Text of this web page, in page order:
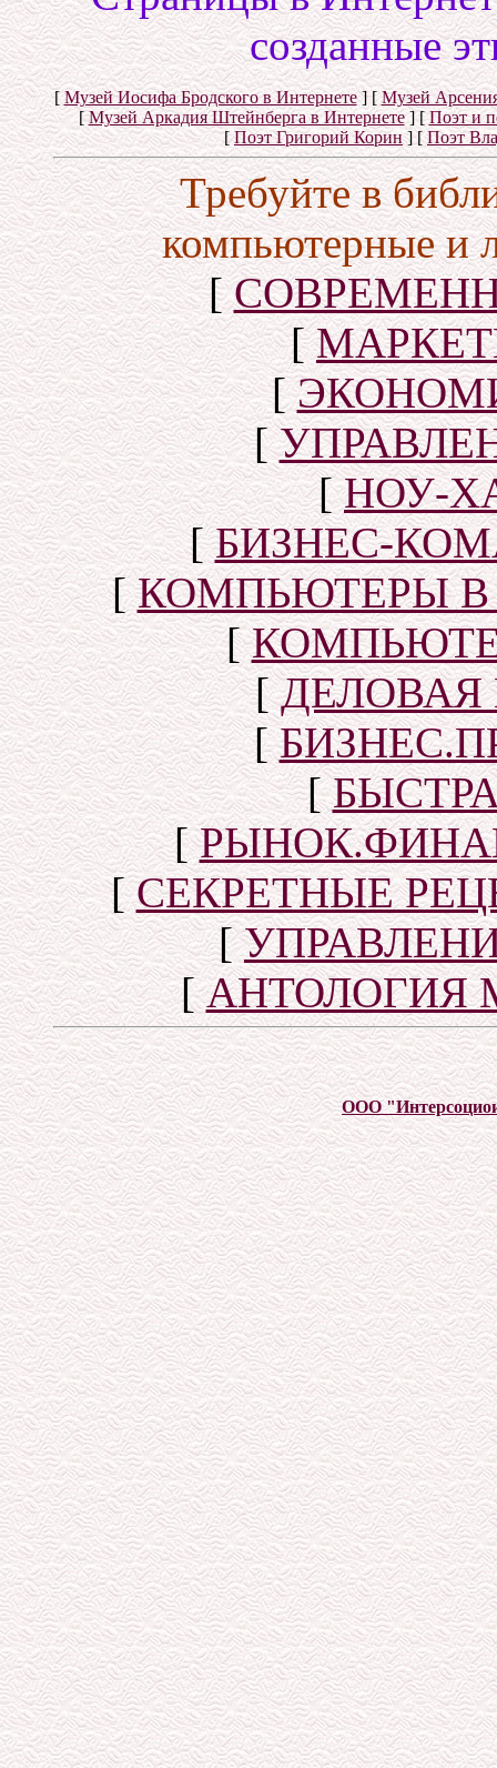
созданные
[Музей Иосифа Бродского в Интернете] [Музей
[Музей Аркадия Штейнберга в Интернете] [ Поэт и
[Поэт Григорий Корин] [Поэт
Требуйте в
компьютерные и
[
[
[
[
[НОУ-
[БИЗНЕС-
[КОМПЬЮТЕРЫ В
[
[
[
[
[
[СЕКРЕТНЫЕ
[
[АНТОЛОГИЯ
ООО